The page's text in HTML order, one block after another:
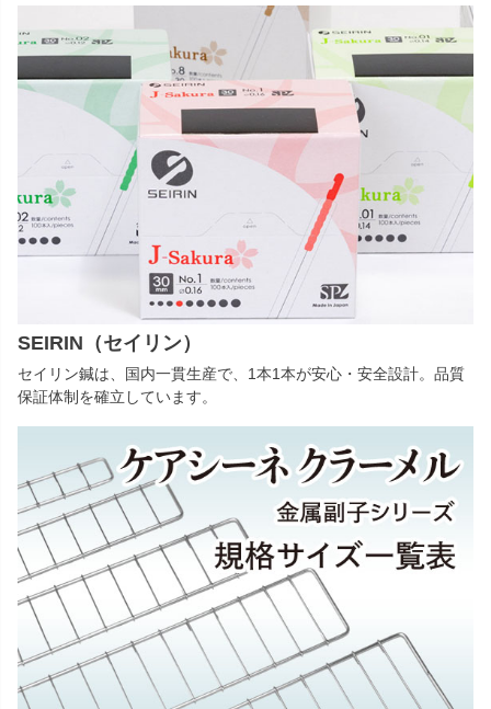
SEIRIN（セイリン）
セイリン鍼は、国内一貫生産で、1本1本が安心・安全設計。品質
保証体制を確立しています。